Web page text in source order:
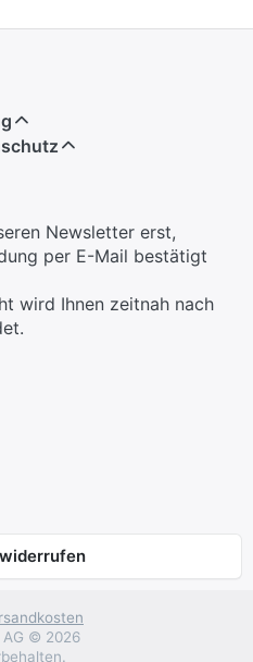
Newsletter erst,
per E-Mail bestätigt
wird Ihnen zeitnah nach
© 2026